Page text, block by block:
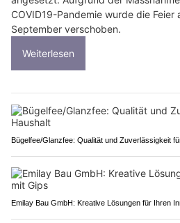
COVID19-Pandemie wurde die Feier
September verschoben.
Weiterlesen
Bügelfee/Glanzfee: Qualität und Zuverlässigkeit
Emilay Bau GmbH: Kreative Lösungen für Ihren